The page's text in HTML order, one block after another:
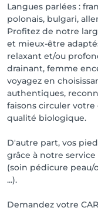
Langues parlées :
polonais, bulgari,
Profitez de notre
et mieux-être
relaxant et/ou
drainant, femme
voyagez en
authentiques,
faisons circuler
qualité biologique.
D'autre part, vos
grâce à notre
(soin pédicure peau/
...).
Demandez votre